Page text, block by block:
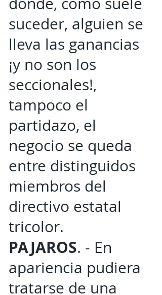
suceder, alguien se
lleva las ganancias
¡y no son los
seccionales!,
tampoco el
partidazo, el
negocio se queda
entre distinguidos
miembros del
directivo estatal
tricolor.
PAJAROS. - En
apariencia pudiera
tratarse de una